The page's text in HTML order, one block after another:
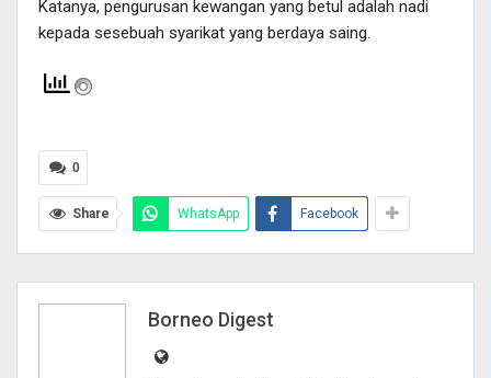
Katanya, pengurusan kewangan yang betul adalah nadi
kepada sesebuah syarikat yang berdaya saing.
0
Share WhatsApp Facebook
Borneo Digest